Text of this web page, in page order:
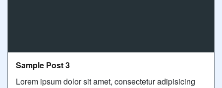
Sample Post 3
Lorem ipsum dolor sit amet, consectetur adipisicing